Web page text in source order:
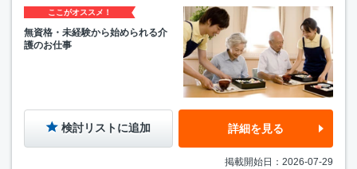
ここがオススメ！
無資格・未経験から始められる介
護のお仕事
検討リストに追加 詳細を見る
掲載開始日：2026-07-29